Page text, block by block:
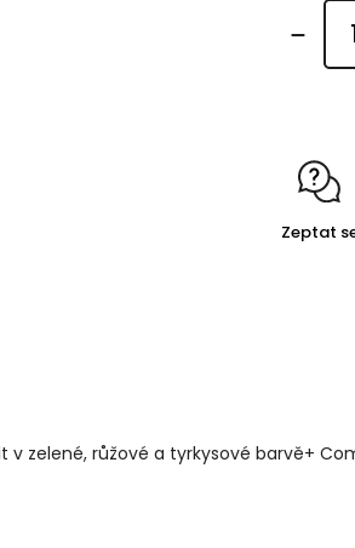
Zeptat
zelené, růžové a tyrkysové barvě+